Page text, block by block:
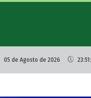
05 de Agosto de 2026